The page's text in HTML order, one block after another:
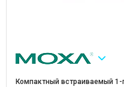
Компактный встраиваемый 1-